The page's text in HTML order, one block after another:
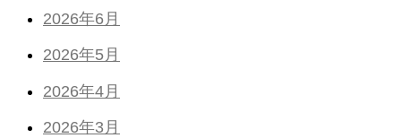
2026年6月
2026年5月
2026年4月
2026年3月